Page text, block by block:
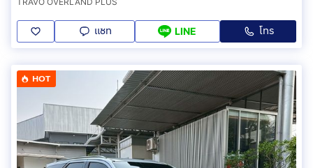
แชท LINE โทร
HOT